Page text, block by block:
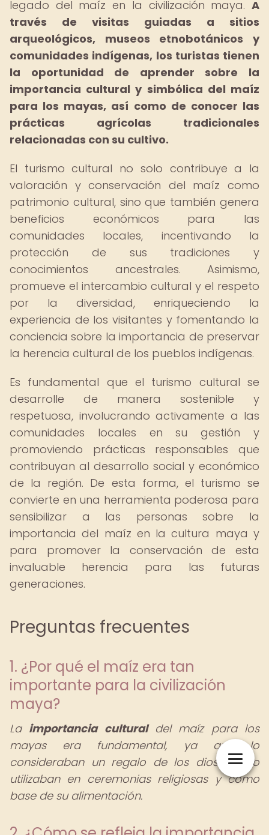
legado del maíz en la civilización maya. A
través de visitas guiadas a sitios
arqueológicos, museos etnobotánicos y
comunidades indígenas, los turistas tienen
la oportunidad de aprender sobre la
importancia cultural y simbólica del maíz
para los mayas, así como de conocer las
prácticas agrícolas tradicionales
relacionadas con su cultivo.
El turismo cultural no solo contribuye a la
valoración y conservación del maíz como
patrimonio cultural, sino que también genera
beneficios económicos para las
comunidades locales, incentivando la
protección de sus tradiciones y
conocimientos ancestrales. Asimismo,
promueve el intercambio cultural y el respeto
por la diversidad, enriqueciendo la
experiencia de los visitantes y fomentando la
conciencia sobre la importancia de preservar
la herencia cultural de los pueblos indígenas.
Es fundamental que el turismo cultural se
desarrolle de manera sostenible y
respetuosa, involucrando activamente a las
comunidades locales en su gestión y
promoviendo prácticas responsables que
contribuyan al desarrollo social y económico
de la región. De esta forma, el turismo se
convierte en una herramienta poderosa para
sensibilizar a las personas sobre la
importancia del maíz en la cultura maya y
para promover la conservación de esta
invaluable herencia para las futuras
generaciones.
Preguntas frecuentes
1. ¿Por qué el maíz era tan
importante para la civilización
maya?
La importancia culturaldel maíz para los
mayas era fundamental, ya que lo
consideraban un regalo de los dioses y lo
utilizaban en ceremonias religiosas y como
base de su alimentación.